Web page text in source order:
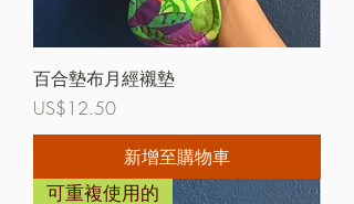
百合墊布月經襯墊
價格
US$12.50
新增至購物車
可重複使用的